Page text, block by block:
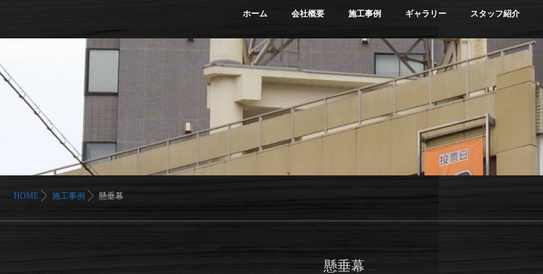
ホーム 会社概要 施工事例 ギャラリー スタッフ紹介
HOME 施工事例 懸垂幕
懸垂幕